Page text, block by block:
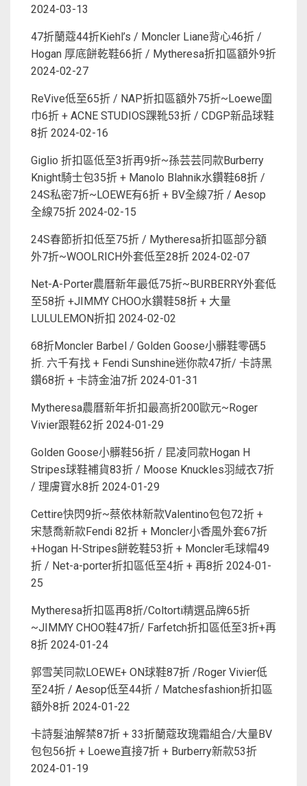
2024-03-13
47折蘭蔻44折Kiehl’s / Moncler Liane背心46折 /
Hogan 厚底餅乾鞋66折 / Mytheresa折扣區額外9折
2024-02-27
ReVive低至65折 / NAP折扣區額外75折~Loewe圍
巾6折 + ACNE STUDIOS踝靴53折 / CDGP新品球鞋
8折 2024-02-16
Giglio 折扣區低至3折再9折~孫芸芸同款Burberry
Knight騎士包35折 + Manolo Blahnik水鑽鞋68折 /
24S私密7折~LOEWE有6折 + BV全線7折 / Aesop
全線75折 2024-02-15
24S春節折扣低至75折 / Mytheresa折扣區部分額
外7折~WOOLRICH外套低至28折 2024-02-07
Net-A-Porter農曆新年最低75折~BURBERRY外套低
至58折 +JIMMY CHOO水鑽鞋58折 + 大量
LULULEMON折扣 2024-02-02
68折Moncler Barbel / Golden Goose小髒鞋零碼5
折. 六千有找 + Fendi Sunshine迷你款47折/ 卡詩黑
鑽68折 + 卡詩金油7折 2024-01-31
Mytheresa農曆新年折扣最高折200歐元~Roger
Vivier跟鞋62折 2024-01-29
Golden Goose小髒鞋56折 / 昆凌同款Hogan H
Stripes球鞋補貨83折 / Moose Knuckles羽絨衣7折
/ 理膚寶水8折 2024-01-29
Cettire快閃9折~蔡依林新款Valentino包包72折 +
宋慧喬新款Fendi 82折 + Moncler小香風外套67折
+Hogan H-Stripes餅乾鞋53折 + Moncler毛球帽49
折 / Net-a-porter折扣區低至4折 + 再8折 2024-01-
25
Mytheresa折扣區再8折/Coltorti精選品牌65折
~JIMMY CHOO鞋47折/ Farfetch折扣區低至3折+再
8折 2024-01-24
郭雪芙同款LOEWE+ ON球鞋87折 /Roger Vivier低
至24折 / Aesop低至44折 / Matchesfashion折扣區
額外8折 2024-01-22
卡詩髮油解禁87折 + 33折蘭蔻玫瑰霜組合/大量BV
包包56折 + Loewe直接7折 + Burberry新款53折
2024-01-19